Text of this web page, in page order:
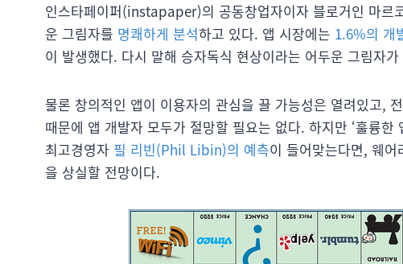
인스타페이퍼(instapaper)의 공동창업자이자 블로거인 마
운 그림자를 명쾌하게 분석하고 있다. 앱 시장에는 1.6%의 개
이 발생했다. 다시 말해 승자독식 현상이라는 어두운 그림자
물론 창의적인 앱이 이용자의 관심을 끌 가능성은 열려있고,
때문에 앱 개발자 모두가 절망할 필요는 없다. 하지만 ‘훌륭
최고경영자 필 리빈(Phil Libin)의 예측이 들어맞는다면, 웨
을 상실할 전망이다.